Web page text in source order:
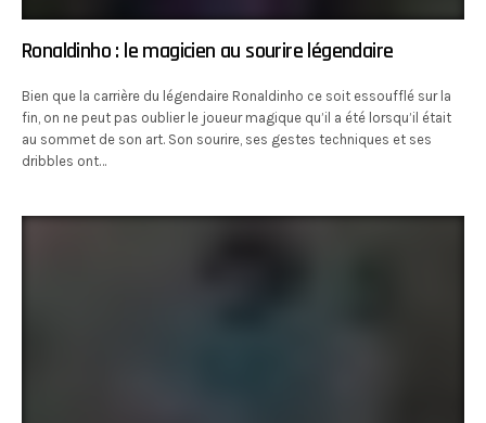
Ronaldinho : le magicien au sourire légendaire
Bien que la carrière du légendaire Ronaldinho ce soit essoufflé sur la
fin, on ne peut pas oublier le joueur magique qu’il a été lorsqu’il était
au sommet de son art. Son sourire, ses gestes techniques et ses
dribbles ont…